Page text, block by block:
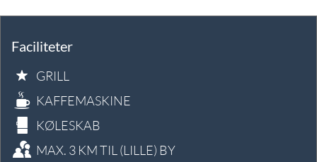
Faciliteter
GRILL
KAFFEMASKINE
KØLESKAB
MAX. 3 KM TIL (LILLE) BY